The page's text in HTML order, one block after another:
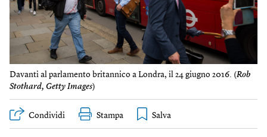
Davanti al parlamento britannico a Londra, il 24 giugno 2016. (Rob
Stothard, Getty Images)
Condividi Stampa